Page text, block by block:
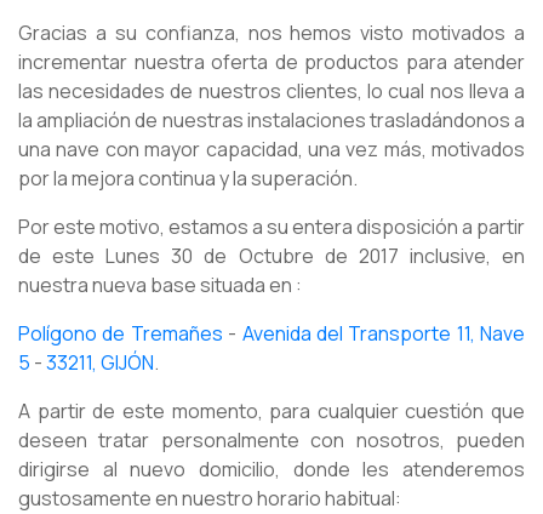
Gracias a su confianza, nos hemos visto motivados a
incrementar nuestra oferta de productos para atender
las necesidades de nuestros clientes, lo cual nos lleva a
la ampliación de nuestras instalaciones trasladándonos a
una nave con mayor capacidad, una vez más, motivados
por la mejora continua y la superación.
Por este motivo, estamos a su entera disposición a partir
de este Lunes 30 de Octubre de 2017 inclusive, en
nuestra nueva base situada en :
Polígono de Tremañes - Avenida del Transporte 11, Nave
5 -33211, GIJÓN.
A partir de este momento, para cualquier cuestión que
deseen tratar personalmente con nosotros, pueden
dirigirse al nuevo domicilio, donde les atenderemos
gustosamente en nuestro horario habitual: